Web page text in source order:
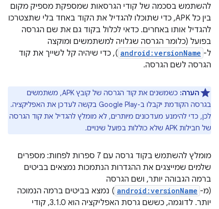
להשתמש בסכמה של קודי הגרסאות שמספקת מספיק מקום
בין כל APK, כדי שתוכלו להגדיל את הקוד באחד בלי שתצטרכו
להגדיל אותו באחרים. כדאי לכלול בקוד גם את שם הגרסה
בפועל (כלומר הגרסה שגלויה למשתמשים ומוקצה
ל- android:versionName ), כדי שיהיה קל לשייך את קוד
הגרסה לשם הגרסה.
הערה:
כשמשנים את קוד הגרסה של קובץ APK, משתמשים
בגרסה הקודמת יקבלו ב-Google Play בקשה לעדכן את האפליקציה.
לכן, כדי להימנע מעדכונים מיותרים, לא מומלץ להגדיל את קוד הגרסה
של חבילות APK שלא כוללות בפועל שינויים.
מומלץ להשתמש בקוד גרסה עם 7 ספרות לפחות: מספרים
שלמים שמייצגים את ההגדרות הנתמכות נמצאים בביטים
ברמה הגבוהה יותר, ושם הגרסה
(מ- android:versionName ) נמצא בביטים ברמה הנמוכה
יותר. לדוגמה, כששם גרסת האפליקציה הוא 3.1.0, קודי